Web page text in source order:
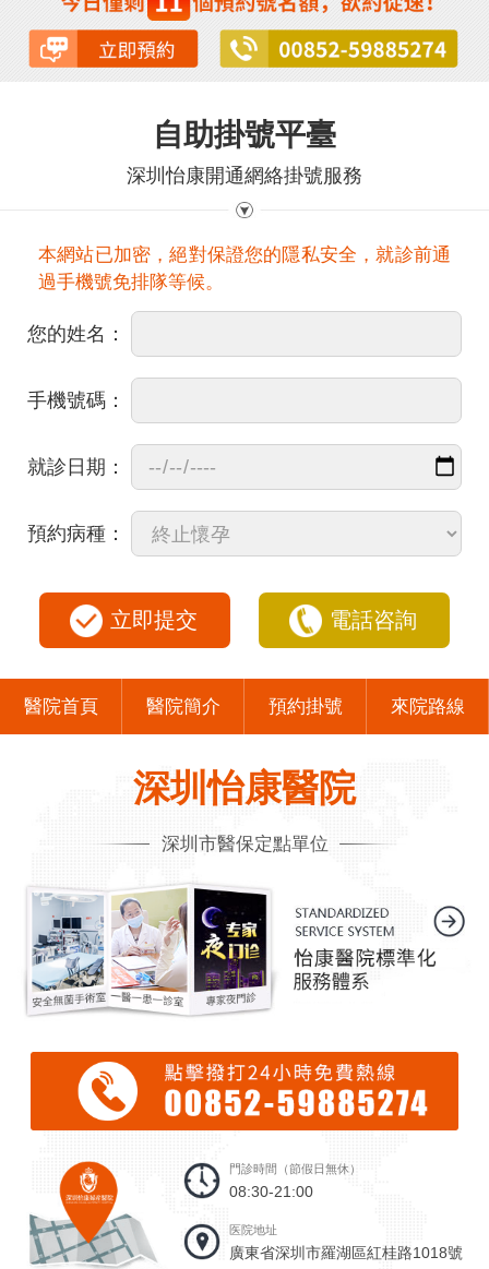
自助掛號平臺
深圳怡康開通網絡掛號服務
本網站已加密，絕對保證您的隱私安全，就診前通
過手機號免排隊等候。
您的姓名：
手機號碼：
就診日期：
預約病種：
立即提交 電話咨詢
醫院首頁 醫院簡介 預約掛號 來院路線
深圳怡康醫院
深圳市醫保定點單位
門診時間（節假日無休）
08:30-21:00
医院地址
廣東省深圳市羅湖區紅桂路1018號